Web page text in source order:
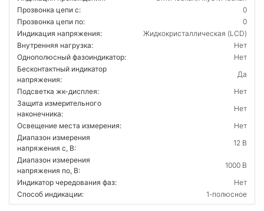
Прозвонка цепи с:
0
Прозвонка цепи по:
0
Индикация напряжения:
Жидкокристаллическая (LCD)
Внутренняя нагрузка:
Нет
Однополюсный фазоиндикатор:
Нет
Бесконтактный индикатор
напряжения:
Да
Подсветка жк-дисплея:
Нет
Защита измерительного
наконечника:
Нет
Освещение места измерения:
Нет
Диапазон измерения
напряжения с, В:
12 В
Диапазон измерения
напряжения по, В:
1000 В
Индикатор чередования фаз:
Нет
Способ индикации:
1-полюсное